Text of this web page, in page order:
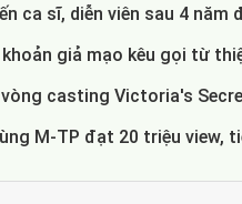
ca sĩ, diễn viên sau 4 năm
giả mạo kêu gọi từ
casting Victoria's
M-TP đạt 20 triệu view,